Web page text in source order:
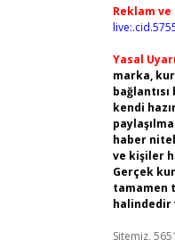
Reklam
Yasal
marka,
kendi
haber
ve kişiler
Gerçek
tamamen
halindedir
Sitemiz,